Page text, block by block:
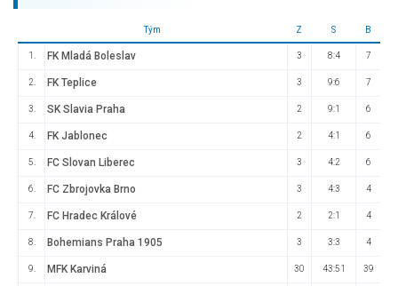
Tým Z S B
1. FK Mladá Boleslav 3 8:4 7
2. FK Teplice 3 9:6 7
3. SK Slavia Praha 2 9:1 6
4. FK Jablonec 2 4:1 6
5. FC Slovan Liberec 3 4:2 6
6. FC Zbrojovka Brno 3 4:3 4
7. FC Hradec Králové 2 2:1 4
8. Bohemians Praha 1905 3 3:3 4
9. MFK Karviná 30 43:51 39